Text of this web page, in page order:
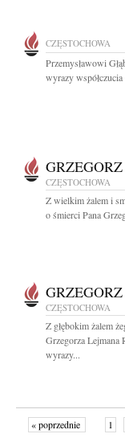
CZĘSTOCHOWA
Przemysławowi
wyrazy
CZĘSTOCHOWA
Z wielkim żalem i
o śmierci Pana
CZĘSTOCHOWA
Z głębokim żalem
Grzegorza Lejmana
wyrazy...
« poprzednie 1